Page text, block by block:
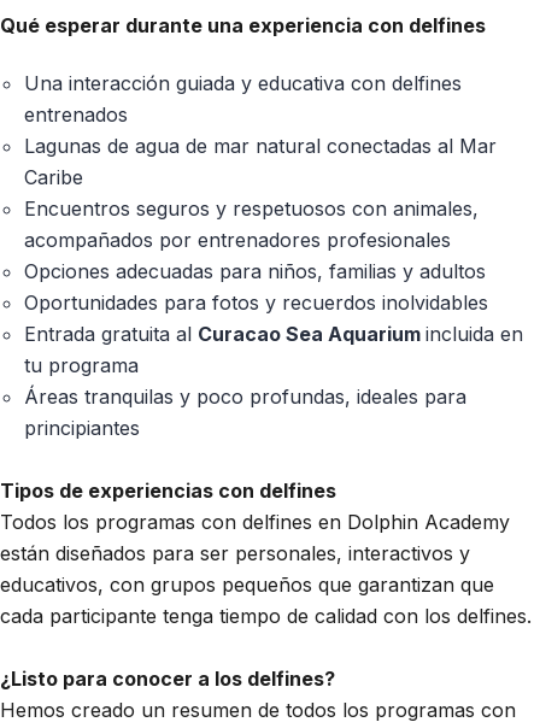
Qué esperar durante una experiencia con delfines
Una interacción guiada y educativa con delfines
entrenados
Lagunas de agua de mar natural conectadas al Mar
Caribe
Encuentros seguros y respetuosos con animales,
acompañados por entrenadores profesionales
Opciones adecuadas para niños, familias y adultos
Oportunidades para fotos y recuerdos inolvidables
Entrada gratuita al Curacao Sea Aquarium incluida en
tu programa
Áreas tranquilas y poco profundas, ideales para
principiantes
Tipos de experiencias con delfines
Todos los programas con delfines en Dolphin Academy
están diseñados para ser personales, interactivos y
educativos, con grupos pequeños que garantizan que
cada participante tenga tiempo de calidad con los delfines.
¿Listo para conocer a los delfines?
Hemos creado un resumen de todos los programas con